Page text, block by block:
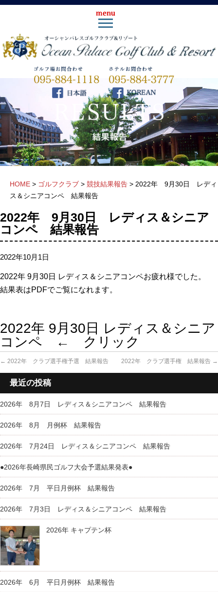
HOME > ゴルフクラブ > 競技結果報告 > 2022年 9月30日 レディ
ス＆シニアコンペ 結果報告
2022年 9月30日 レディス＆シニア
コンペ 結果報告
2022年10月1日
2022年 9月30日 レディス＆シニアコンペお疲れ様でした。
結果表はPDFでご覧になれます。
2022年 9月30日 レディス＆シニア
コンペ ← クリック
← 2022年 クラブ選手権予選 結果報告 2022年 クラブ選手権 結果報告 →
最近の投稿
2026年 8月7日 レディス＆シニアコンペ 結果報告
2026年 8月 月例杯 結果報告
2026年 7月24日 レディス＆シニアコンペ 結果報告
●2026年長崎県民ゴルフ大会予選結果発表●
2026年 7月 平日月例杯 結果報告
2026年 7月3日 レディス＆シニアコンペ 結果報告
2026年 キャプテン杯
2026年 6月 平日月例杯 結果報告